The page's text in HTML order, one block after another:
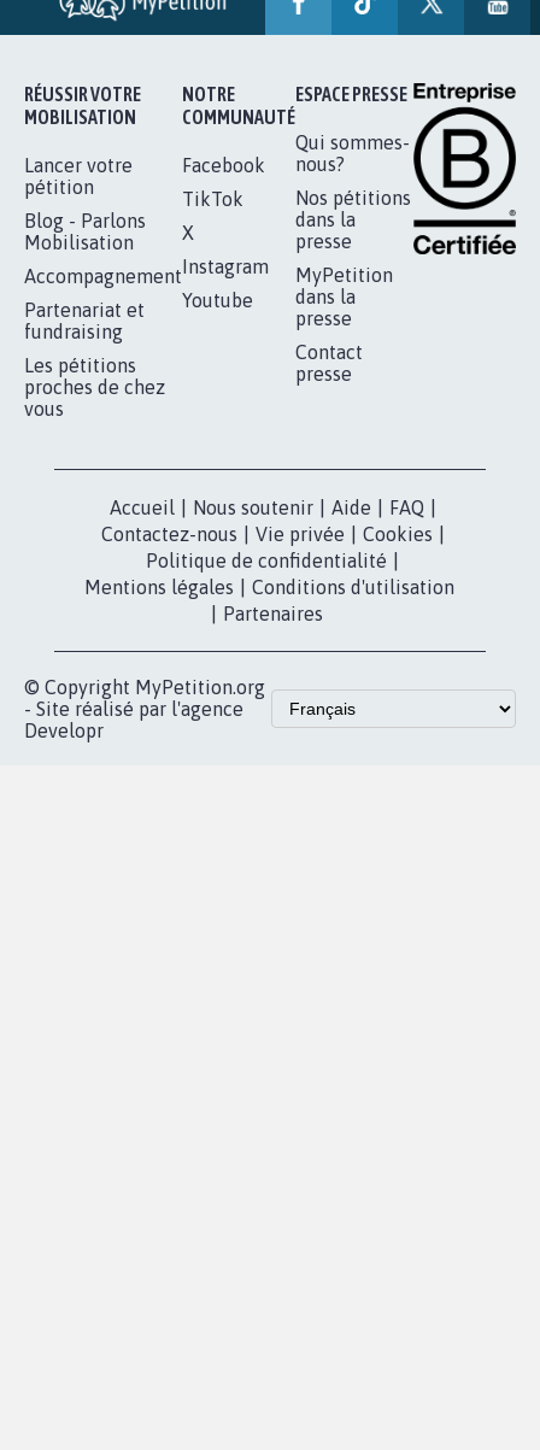
RÉUSSIR VOTRE
MOBILISATION
Lancer votre
pétition
Blog - Parlons
Mobilisation
Accompagnement
Partenariat et
fundraising
Les pétitions
proches de chez
vous
NOTRE
COMMUNAUTÉ
Facebook
TikTok
X
Instagram
Youtube
ESPACE PRESSE
Qui sommes-
nous?
Nos pétitions
dans la
presse
MyPetition
dans la
presse
Contact
presse
Accueil Nous soutenir Aide FAQ
Contactez-nous
Vie privée Cookies
Politique de confidentialité
Mentions légales
Conditions d'utilisation
Partenaires
© Copyright MyPetition.org
- Site réalisé par l'agence
Developr